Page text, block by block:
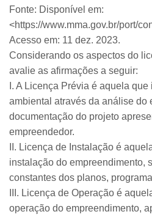
Fonte: Disponível em:
<https://www.mma.gov.br/port/
Acesso em: 11 dez. 2023.
Considerando os aspectos do
avalie as afirmações a seguir:
I. A Licença Prévia é aquela
ambiental através da análise do
documentação do projeto
empreendedor.
II. Licença de Instalação é
instalação do empreendimento,
constantes dos planos,
III. Licença de Operação é
operação do empreendimento,